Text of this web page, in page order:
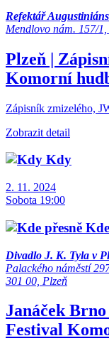
Refektář
Mendlovo nám. 157/
Plzeň |
Komorní
Zápisník zmizelého,
Zobrazit detail
Kdy
2. 11. 2024
Sobota 19:00
Divadlo J. K. Tyla v
Palackého náměstí
301 00, Plzeň
Janáček
Festival